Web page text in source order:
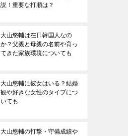
説！重要な打順は？
大山悠輔は在日韓国人なの
か？父親と母親の名前や育っ
てきた家族環境についても
大山悠輔に彼女はいる？結婚
観や好きな女性のタイプにつ
いても
大山悠輔の打撃・守備成績や